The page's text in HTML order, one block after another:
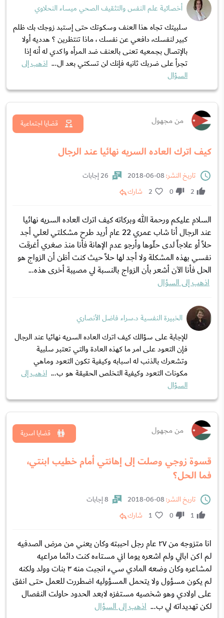
أخصائية علم النفس والتثقيف الصحي ميساء النحلاوي
سلبيتك تجاه هذا العنف وسكوتك حتى إستبد زوجك بك ظلم
كبير لنفسك، دافعي عن نفسك ، ماذا تنتظرين ؟ هدديه أولا
بالإتصال بجمعيه تعنى بالعنف ضد المرأه واكدي له أنه إذا
تجرأ على ضربك ثانيه فإنك لن تسكتي بعد ال... اذهب إلى
السؤال
من مجهول
كيف اترك العاده السریه نهائيا عند الرجال
قضايا اجتماعية
تاريخ النشر:
26 إجابات
2
0
2 شارك
السلام عليكم ورحمة الله وبركاته كيف اترك العاده السریه نهائيا
عند الرجال أنا شاب عمري 22 عام أريد طرح مشكلتي لعلي أجد
حلاً أو علاجاً لدى حلّوها وأرجو عدم الإهانة فأنا منذ صغري أغرقت
نفسي بهذه المشكلة ولا أجد لها حلاً حيث كنت أظن أن الزواج هو
الحل فأنا الآن أشعر بأن الزواج بالنسبة لي مصيبة أخرى هذه...
اذهب إلى السؤال
الخبيرة النفسية د.سراء فاضل الأنصاري
للإجابة على سؤالك كيف اترك العاده السریه نهائيا عند الرجال
فإن التعود على امر ما كهذه العادة والتي تعتبر سلبية
وتشعرك بالذنب له اسبابه وكيفية تكون التعود وماهي
مكونات التعود وكيفية التخلص الحقيقة هو ب... اذهب إلى
السؤال
من مجهول
قسوة زوجي وصلت إلى إهانتي أمام خطيب ابنتي،
فما الحل؟
قضايا اسرية
تاريخ النشر:
8 إجابات
1
0
1 شارك
انا متزوجه من ٢٧ عام رجل احببته وكان يعني من مرض الصدفيه
لم اكن ابالي ولم اشعره يوما اني مستاءه كنت دائما مراعيه
لمشاعره وكان وضعه المادي سيء انجبت منه ٣ بنات وولد ولكنه
لم يكون مسؤول ولا يتحمل المسؤوليه اضطررت للعمل حتى انفق
على اولادي وهو شخصيه مستفزه لابعد الحدود حاولت النفصال
لكن تهديداته لي ب... اذهب إلى السؤال